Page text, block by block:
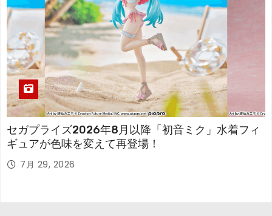
セガプライズ2026年8月以降「初音ミク」水着フィ
ギュアが色味を変えて再登場！
7月 29, 2026